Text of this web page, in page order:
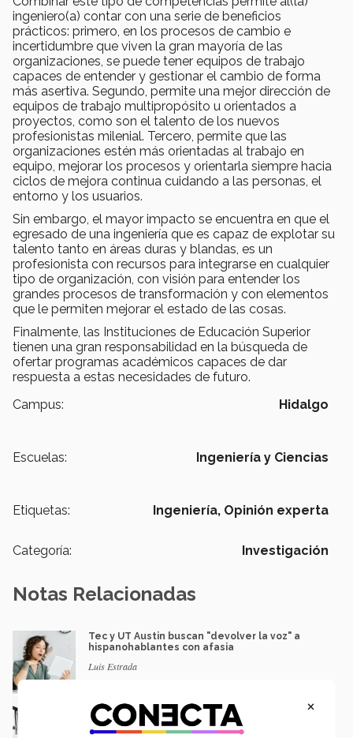
ingeniero(a) contar con una serie de beneficios
prácticos: primero, en los procesos de cambio e
incertidumbre que viven la gran mayoría de las
organizaciones, se puede tener equipos de trabajo
capaces de entender y gestionar el cambio de forma
más asertiva. Segundo, permite una mejor dirección de
equipos de trabajo multipropósito u orientados a
proyectos, como son el talento de los nuevos
profesionistas milenial. Tercero, permite que las
organizaciones estén más orientadas al trabajo en
equipo, mejorar los procesos y orientarla siempre hacia
ciclos de mejora continua cuidando a las personas, el
entorno y los usuarios.
Sin embargo, el mayor impacto se encuentra en que el
egresado de una ingeniería que es capaz de explotar su
talento tanto en áreas duras y blandas, es un
profesionista con recursos para integrarse en cualquier
tipo de organización, con visión para entender los
grandes procesos de transformación y con elementos
que le permiten mejorar el estado de las cosas.
Finalmente, las Instituciones de Educación Superior
tienen una gran responsabilidad en la búsqueda de
ofertar programas académicos capaces de dar
respuesta a estas necesidades de futuro.
Campus:
Hidalgo
Escuelas: Ingeniería y Ciencias
Etiquetas: Ingeniería, Opinión experta
Categoría: Investigación
Notas Relacionadas
Tec y UT Austin buscan "devolver la voz" a
hispanohablantes con afasia
Luis Estrada
Movilidad y robots: sonorenses colaboran en
proyectos de investigación
Danilo Luna
×